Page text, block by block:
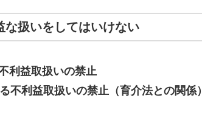
な扱いをしてはいけない
利益取扱いの禁止
不利益取扱いの禁止（育介法との関係）